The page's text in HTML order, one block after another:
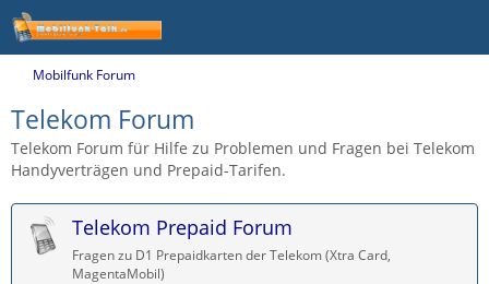
Mobilfunk Forum
Telekom Forum
Telekom Forum für Hilfe zu Problemen und Fragen bei Telekom
Handyverträgen und Prepaid-Tarifen.
Telekom Prepaid Forum
Fragen zu D1 Prepaidkarten der Telekom (Xtra Card,
MagentaMobil)